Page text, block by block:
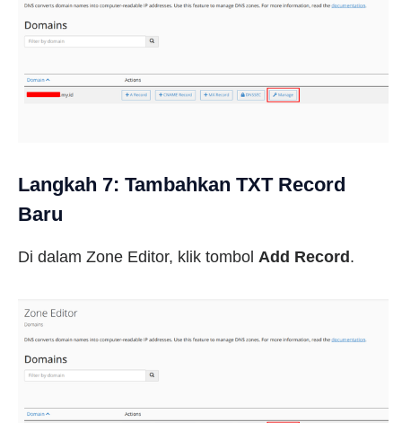
Langkah 7: Tambahkan TXT Record
Baru
Di dalam Zone Editor, klik tombol Add Record .